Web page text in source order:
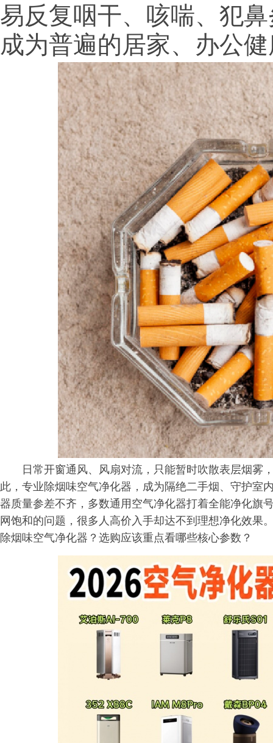
易反复咽干、咳喘、犯
成为普遍的居家、办公
日常开窗通风、风扇对流，只能暂时吹散表层烟雾
此，专业除烟味空气净化器，成为隔绝二手烟、守护室
器质量参差不齐，多数通用空气净化器打着全能净化旗
网饱和的问题，很多人高价入手却达不到理想净化效果
除烟味空气净化器？选购应该重点看哪些核心参数？